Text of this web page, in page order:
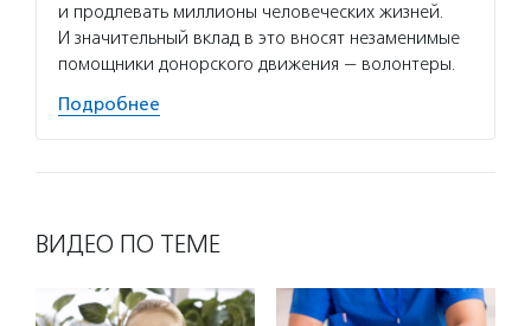
и продлевать миллионы человеческих жизней.
И значительный вклад в это вносят незаменимые
помощники донорского движения — волонтеры.
Подробнее
ВИДЕО ПО ТЕМЕ